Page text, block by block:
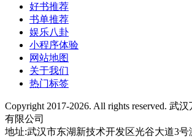
好书推荐
书单推荐
娱乐八卦
小程序体验
网站地图
关于我们
热门标签
Copyright 2017-2026. All rights reserved. 武
有限公司
地址:武汉市东湖新技术开发区光谷大道3